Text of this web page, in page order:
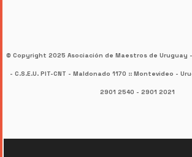
© Copyright 2025 Asociación de Maestros de Uruguay -
- C.S.E.U. PIT-CNT - Maldonado 1170 :: Montevideo -
2901 2540 - 2901 2021